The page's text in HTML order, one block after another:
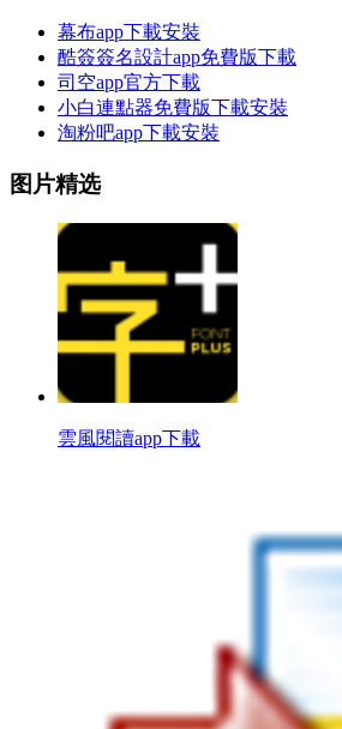
幕布app下載安裝
酷簽簽名設計app免費版下載
司空app官方下載
小白連點器免費版下載安裝
淘粉吧app下載安裝
图片精选
雲風閱讀app下載